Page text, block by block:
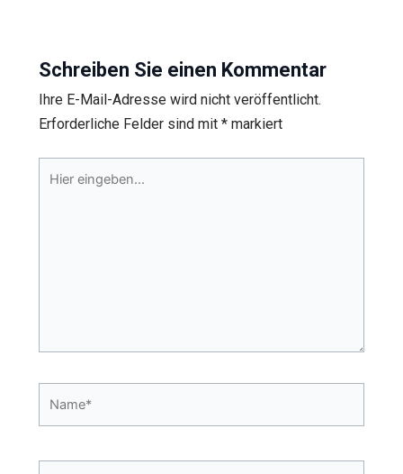
Schreiben Sie einen Kommentar
Ihre E-Mail-Adresse wird nicht veröffentlicht.
Erforderliche Felder sind mit *markiert